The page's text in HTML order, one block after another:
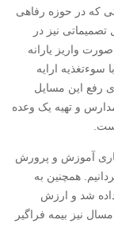
که در حوزه رفاهی
نیز در
واریز یارانه
سوءتغذیه ارایه
تومان برای رفع این مسایل
و تهیه یک وعده
آموزش و پرورش
همچنین به
داده شد و ارزش
یافت. امسال نیز بیمه فراگیر